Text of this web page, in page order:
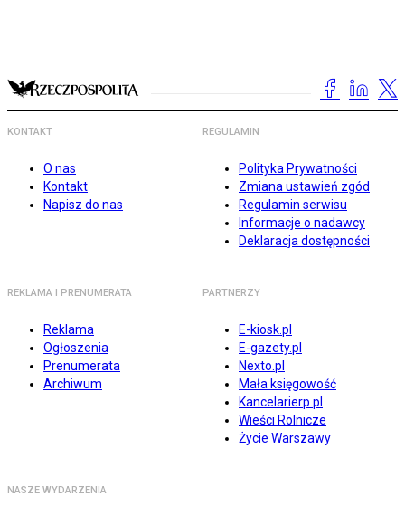
KONTAKT
O nas
Kontakt
Napisz do nas
REGULAMIN
Polityka Prywatności
Zmiana ustawień zgód
Regulamin serwisu
Informacje o nadawcy
Deklaracja dostępności
REKLAMA I PRENUMERATA
Reklama
Ogłoszenia
Prenumerata
Archiwum
PARTNERZY
E-kiosk.pl
E-gazety.pl
Nexto.pl
Mała księgowość
Kancelarierp.pl
Wieści Rolnicze
Życie Warszawy
NASZE WYDARZENIA